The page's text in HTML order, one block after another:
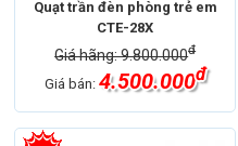
Quạt trần đèn phòng trẻ em
CTE-28X
Giá hãng: 9.800.000đ
Giá bán: 4.500.000đ